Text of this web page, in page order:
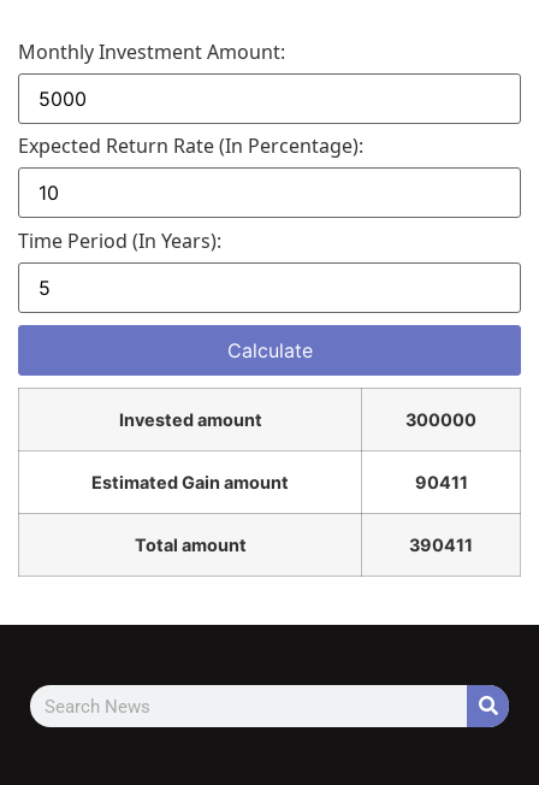
Monthly Investment Amount:
Expected Return Rate (in Percentage):
Time Period (in Years):
Invested amount 300000
Estimated Gain amount 90411
Total amount 390411